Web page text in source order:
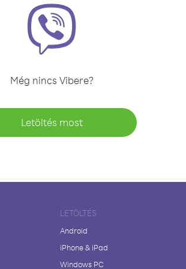
Még nincs Vibere?
Letöltés most
LETÖLTÉS
Android
iPhone & iPad
Windows PC